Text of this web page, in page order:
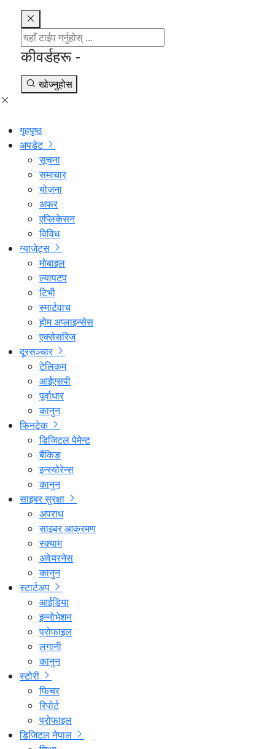
कीवर्डहरू -
खोज्नुहोस
गृहपृष्ठ
अपडेट
सूचना
समाचार
योजना
अफर
एप्लिकेसन
विविध
ग्याजेट्स
मोबाइल
ल्यापटप
टिभी
स्मार्टवाच
होम अप्लाइन्सेस
एक्सेसरिज
दूरसञ्चार
टेलिकम
आईएसपी
पूर्वाधार
कानुन
फिनटेक
डिजिटल पेमेन्ट
बैंकिङ
इन्स्योरेन्स
कानुन
साइबर सुरक्षा
अपराध
साइबर आक्रमण
स्क्याम
अवेयरनेस
कानुन
स्टार्टअप
आईडिया
इन्नोभेशन
प्रोफाइल
लगानी
कानुन
स्टोरी
फिचर
रिपोर्ट
प्रोफाइल
डिजिटल नेपाल